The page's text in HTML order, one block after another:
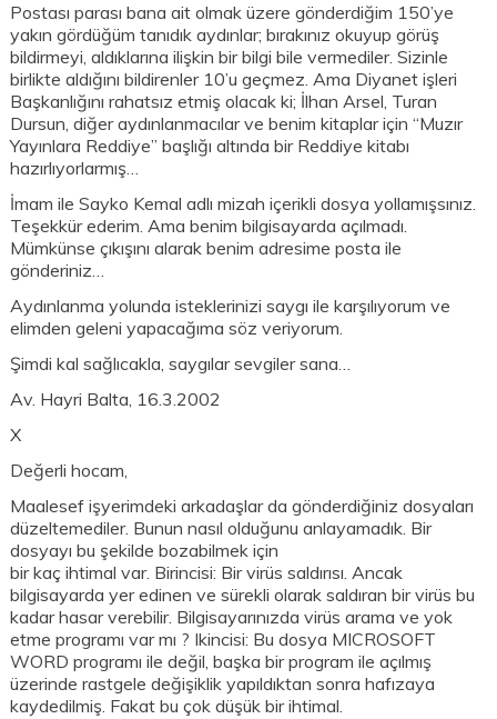
Postası parası bana ait olmak üzere gönderdiğim 150’ye
yakın gördüğüm tanıdık aydınlar; bırakınız okuyup görüş
bildirmeyi, aldıklarına ilişkin bir bilgi bile vermediler. Sizinle
birlikte aldığını bildirenler 10’u geçmez. Ama Diyanet işleri
Başkanlığını rahatsız etmiş olacak ki; İlhan Arsel, Turan
Dursun, diğer aydınlanmacılar ve benim kitaplar için “Muzır
Yayınlara Reddiye” başlığı altında bir Reddiye kitabı
hazırlıyorlarmış…
İmam ile Sayko Kemal adlı mizah içerikli dosya yollamışsınız.
Teşekkür ederim. Ama benim bilgisayarda açılmadı.
Mümkünse çıkışını alarak benim adresime posta ile
gönderiniz…
Aydınlanma yolunda isteklerinizi saygı ile karşılıyorum ve
elimden geleni yapacağıma söz veriyorum.
Şimdi kal sağlıcakla, saygılar sevgiler sana…
Av. Hayri Balta, 16.3.2002
X
Değerli hocam,
Maalesef işyerimdeki arkadaşlar da gönderdiğiniz dosyaları
düzeltemediler. Bunun nasıl olduğunu anlayamadık. Bir
dosyayı bu şekilde bozabilmek için
bir kaç ihtimal var. Birincisi: Bir virüs saldırısı. Ancak
bilgisayarda yer edinen ve sürekli olarak saldıran bir virüs bu
kadar hasar verebilir. Bilgisayarınızda virüs arama ve yok
etme programı var mı ? Ikincisi: Bu dosya MICROSOFT
WORD programı ile değil, başka bir program ile açılmış
üzerinde rastgele değişiklik yapıldıktan sonra hafızaya
kaydedilmiş. Fakat bu çok düşük bir ihtimal.